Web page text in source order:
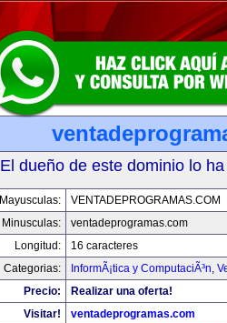
El dueño de este dominio lo
Mayusculas:
VENTADEPROGRAMAS.COM
Minusculas:
ventadeprogramas.com
Longitud:
16 caracteres
Categorias:
InformÃ¡tica y ComputaciÃ³n,
Precio:
Realizar una oferta!
Visitar!
ventadeprogramas.com